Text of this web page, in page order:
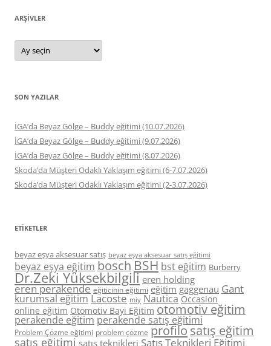
ARŞIVLER
Arşivler
SON YAZILAR
İGA’da Beyaz Gölge – Buddy eğitimi (10.07.2026)
İGA’da Beyaz Gölge – Buddy eğitimi (9.07.2026)
İGA’da Beyaz Gölge – Buddy eğitimi (8.07.2026)
Skoda’da Müşteri Odaklı Yaklaşım eğitimi (6-7.07.2026)
Skoda’da Müşteri Odaklı Yaklaşım eğitimi (2-3.07.2026)
ETIKETLER
beyaz eşya aksesuar satış beyaz eşya aksesuar satış eğitimi
beyaz eşya eğitim boschBSH bst eğitim Burberry
Dr.Zeki Yüksekbilgili eren holding
eren perakende eğiticinin eğitimi eğitim gaggenau Gant
kurumsal eğitim Lacoste miy Nautica Occasion
online eğitim Otomotiv Bayi Eğitim otomotiv eğitim
perakende eğitim perakende satış eğitimi
Problem Çözme eğitimi problem çözme profilo satış eğitim
satış eğitimi satış teknikleri Satış Teknikleri Eğitimi